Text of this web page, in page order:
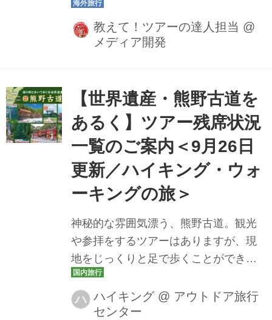
ビ東京にて放送中です♪ 今週の放送スケ
ジュールを予告動画＆ツアー情報とと
もにお届けいたします。 どんなツアー
（火） おひとり参加も大歓迎！下関春
帆楼本店で食すフグ会席 北九州・山口
ぐるっと周遊美食旅２日間 ＞[番組スペ
シャルプラン]下関の春帆楼本店で食す
ふぐ会席 北九州･山口ぐるっと周遊美食
旅2日間 10月15日（水）・16日（木）
旅のプロが”今”注目の国 神秘の楽園ス
リランカ ３つの世界遺産巡りと本場の
ア...
教えて！ツアーの達人担当 @
メディア開発
【世界遺産・熊野古道を
あるく】ツアー残席状況
一覧のご案内＜9月26日
更新／ハイキング・ウォ
ーキングの旅＞
神秘的な雰囲気漂う、熊野古道。観光
や参拝をするツアーはありますが、現
地をじっくりと足で歩くことができる
のがハイキングツアーの魅力です。い
にしえの旅人の気分になりながら、一
緒に中辺路を歩いてみませんか？ こち
ハ ハイキング @ アウトドア旅行
センター